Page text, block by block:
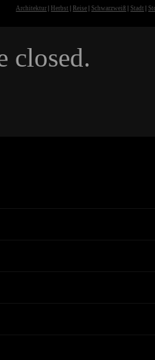
Architektur |Herbst |Reise |Schwarzweiß |Stadt |
closed.